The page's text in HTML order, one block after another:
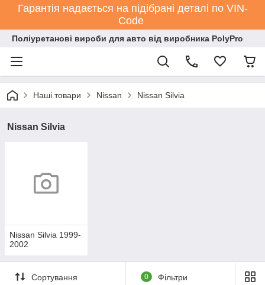
Гарантія надається на підібрані деталі по VIN-
Code
Поліуретанові вироби для авто від виробника PolyPro
Наші товари Nissan Nissan Silvia
Nissan Silvia
Nissan Silvia 1999-
2002
Сортування 0 Фільтри